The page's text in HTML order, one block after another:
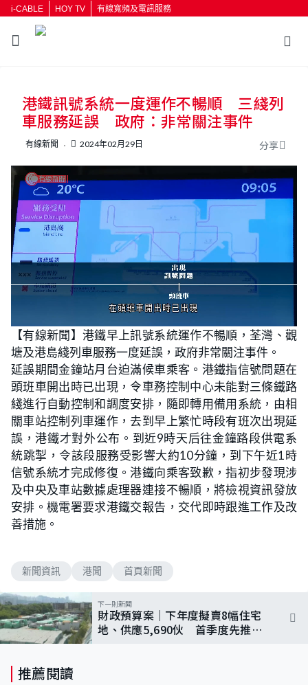
i-CABLE HOY TV 有線寬頻及電訊服務
按輸入鍵開始搜尋
港鐵訊號系統一度運作不暢順 三綫列
車服務延誤 政府：非常關注事件
有線新聞 2024年02月29日 分享
n
m
t
e
o
a
d
e
d
:
4
3
.
5
5
%
【有線新聞】港鐵早上訊號系統運作不暢順，荃灣、觀
塘及港島綫列車服務一度延誤，政府非常關注事件。
延誤期間金鐘站月台迫滿候車乘客。港鐵指信號問題在
頭班車開出時已出現，令車務控制中心未能對三條鐵路
綫進行自動控制和調度安排，隨即轉用備用系統，由相
關車站控制列車運作，去到早上繁忙時段有班次出現延
誤，港鐵才對外公布。到近9時天后往金鐘路段供電系
統跳掣，令該段服務受影響大約10分鐘，到下午近1時
信號系統才完成修復。港鐵向乘客致歉，指初步發現涉
及中央及車站數據處理器連接不暢順，將檢視資訊發放
安排。機電署要求港鐵交報告，交代即時跟進工作及改
善措施。
新聞資訊 港聞 首頁新聞
下一則新聞
財政預算案｜下年度擬賣8幅住宅
地、供應5,690伙 首季度先推小
推薦閱讀